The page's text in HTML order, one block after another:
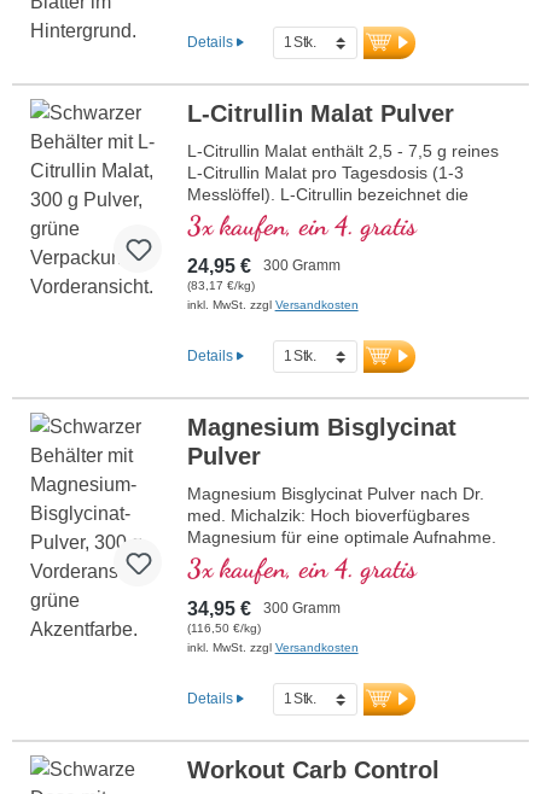
so die sportliche Leistung. Dieses
hochwertige Nahrungsergänzungsmittel
aluminiumfrei.
mehr Informationen zu L-Citrullin
Malat
Details
L-Citrullin Malat Pulver
L-Citrullin Malat enthält 2,5 - 7,5 g reines
L-Citrullin Malat pro Tagesdosis (1-3
Messlöffel). L-Citrullin bezeichnet die
spezifische isomere Form der Aminosäure
Citrullin, die biologisch aktiv und für den
menschlichen Körper verwertbar ist. Die
Kombination mit Malat erhöht die
Wirksamkeit und Effizienz. L-Citrullin wirkt
so die sportliche Leistung. Dieses
hochwertige Nahrungsergänzungsmittel
aluminiumfrei.
Malat
3x kaufen, ein 4. gratis
24,95 € 300 Gramm
(83,17 €/kg)
inkl. MwSt. zzgl Versandkosten
Details
Magnesium Bisglycinat
Pulver
Magnesium Bisglycinat Pulver nach Dr.
med. Michalzik: Hoch bioverfügbares
Magnesium für eine optimale Aufnahme.
Unterstützt die Funktion von Muskeln,
Nerven und Energiestoffwechsel. Perfekt
dosierbar mit 1,5–3 g pro Tag, ohne
Zusätze, vegan und nachhaltig in
Deutschland hergestellt, von Ärzten
unter den höchsten Standards, basierend
auf über 40 Jahren Vitalstoff-Expertise
Bisglycinat nach Dr. med. Michalzik – für
3x kaufen, ein 4. gratis
34,95 € 300 Gramm
(116,50 €/kg)
inkl. MwSt. zzgl Versandkosten
Details
Workout Carb Control